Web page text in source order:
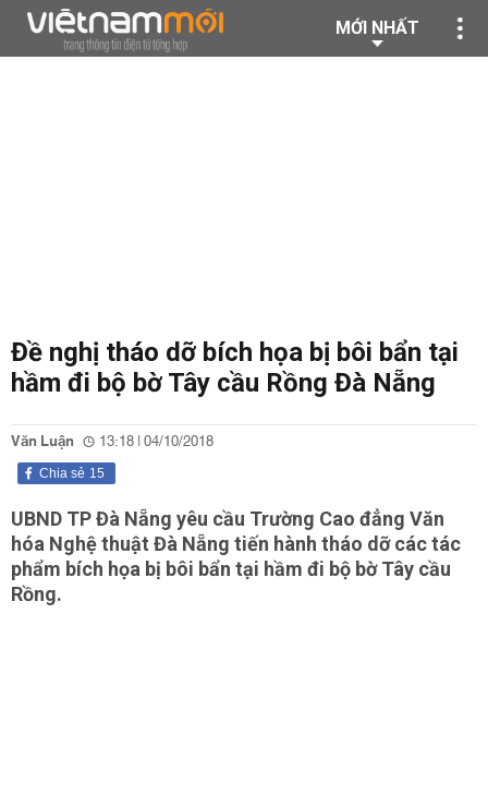
MỚI NHẤT
Đề nghị tháo dỡ bích họa bị bôi bẩn tại
hầm đi bộ bờ Tây cầu Rồng Đà Nẵng
Văn Luận 13:18 | 04/10/2018
15
Chia sẻ
UBND TP Đà Nẵng yêu cầu Trường Cao đẳng Văn
hóa Nghệ thuật Đà Nẵng tiến hành tháo dỡ các tác
phẩm bích họa bị bôi bẩn tại hầm đi bộ bờ Tây cầu
Rồng.